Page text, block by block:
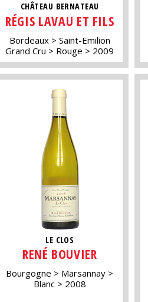
CHÂTEAU BERNATEAU
RÉGIS LAVAU ET FILS
Bordeaux
Saint-Emilion
Grand Cru
Rouge 2009
LE CLOS
RENÉ BOUVIER
Bourgogne
Marsannay
Blanc
2008